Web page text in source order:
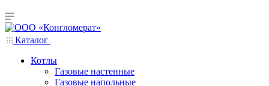
Каталог
Котлы
Газовые настенные
Газовые напольные